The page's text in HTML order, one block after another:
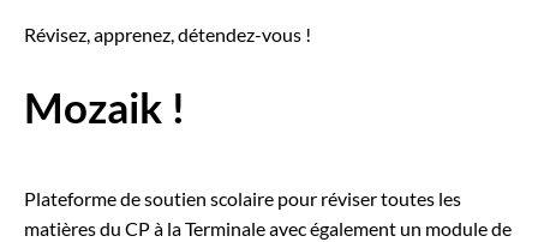
Révisez, apprenez, détendez-vous !
Mozaik !
Plateforme de soutien scolaire pour réviser toutes les
matières du CP à la Terminale avec également un module de